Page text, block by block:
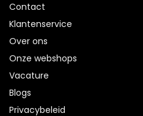
Contact
Klantenservice
Over ons
Onze webshops
Vacature
Blogs
Privacybeleid